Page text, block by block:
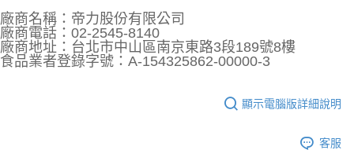
廠商名稱：帝力股份有限公司
廠商電話：02-2545-8140
廠商地址：台北市中山區南京東路3段189號8樓
食品業者登錄字號：A-154325862-00000-3
顯示電腦版詳細說明
客服